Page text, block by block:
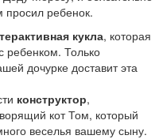
просил ребенок.
кукла, которая
ребенком. Только
дочурке доставит эта
конструктор,
кот Том, который
веселья вашему сыну.